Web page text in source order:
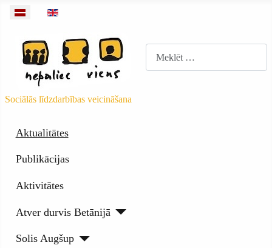
Izvēlieties valodu
Sociālās līdzdarbības veicināšana
Aktualitātes
Publikācijas
Aktivitātes
Atver durvis Betānijā
Solis Augšup